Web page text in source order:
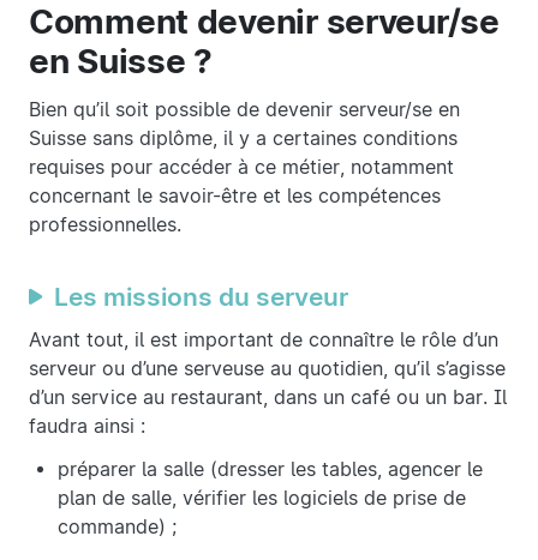
Comment devenir serveur/se
en Suisse ?
Bien qu’il soit possible de devenir serveur/se en
Suisse sans diplôme, il y a certaines conditions
requises pour accéder à ce métier, notamment
concernant le savoir-être et les compétences
professionnelles.
Les missions du serveur
Avant tout, il est important de connaître le rôle d’un
serveur ou d’une serveuse au quotidien, qu’il s’agisse
d’un service au restaurant, dans un café ou un bar. Il
faudra ainsi :
préparer la salle (dresser les tables, agencer le
plan de salle, vérifier les logiciels de prise de
commande) ;